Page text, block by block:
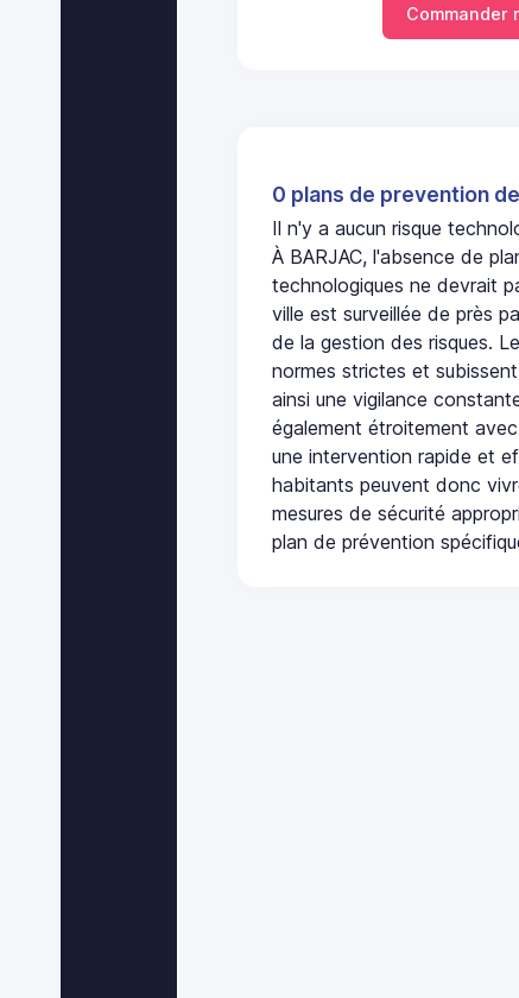
Commander
0 plans de prevention
Il n'y a aucun risque
À BARJAC, l'absence de
technologiques ne devrait
ville est surveillée de près
de la gestion des risques.
normes strictes et
ainsi une vigilance
également étroitement
une intervention rapide et
habitants peuvent donc
mesures de sécurité
plan de prévention